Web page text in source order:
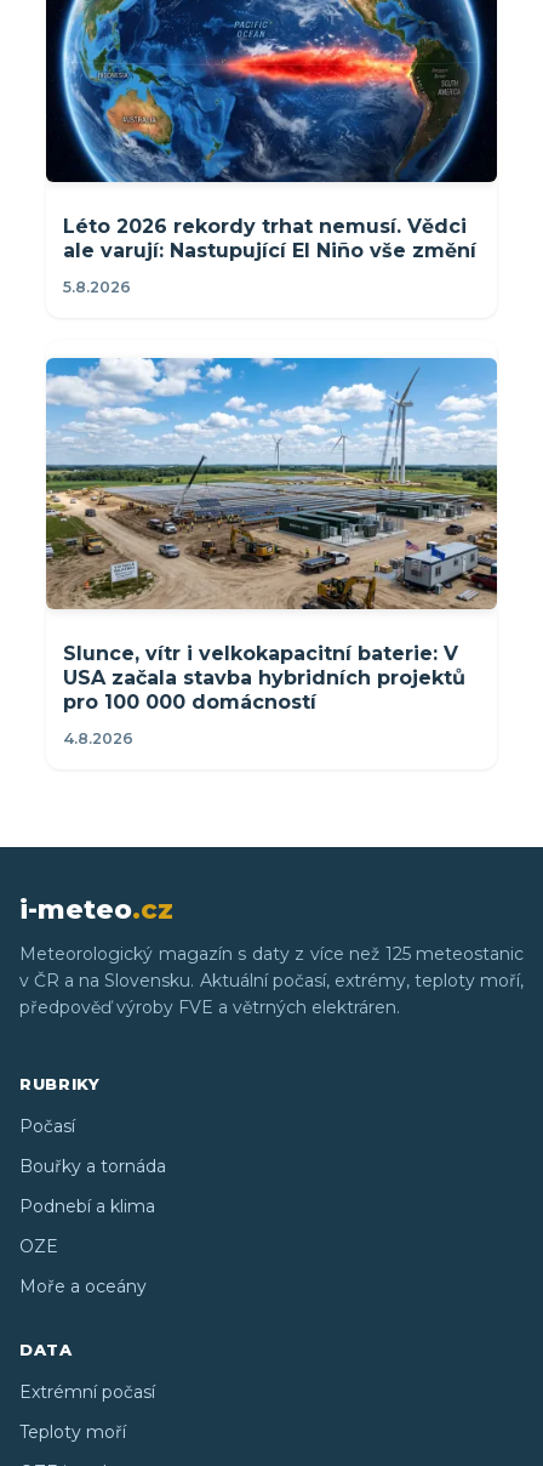
Léto 2026 rekordy trhat nemusí. Vědci
ale varují: Nastupující El Niño vše změní
5.8.2026
Slunce, vítr i velkokapacitní baterie: V
USA začala stavba hybridních projektů
pro 100 000 domácností
4.8.2026
i-meteo.cz
Meteorologický magazín s daty z více než 125 meteostanic
v ČR a na Slovensku. Aktuální počasí, extrémy, teploty moří,
předpověď výroby FVE a větrných elektráren.
RUBRIKY
Počasí
Bouřky a tornáda
Podnebí a klima
OZE
Moře a oceány
DATA
Extrémní počasí
Teploty moří